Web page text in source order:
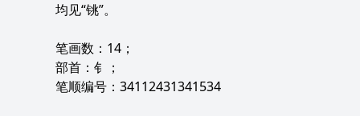
均见“铫”。
笔画数：14；
部首：钅；
笔顺编号：34112431341534